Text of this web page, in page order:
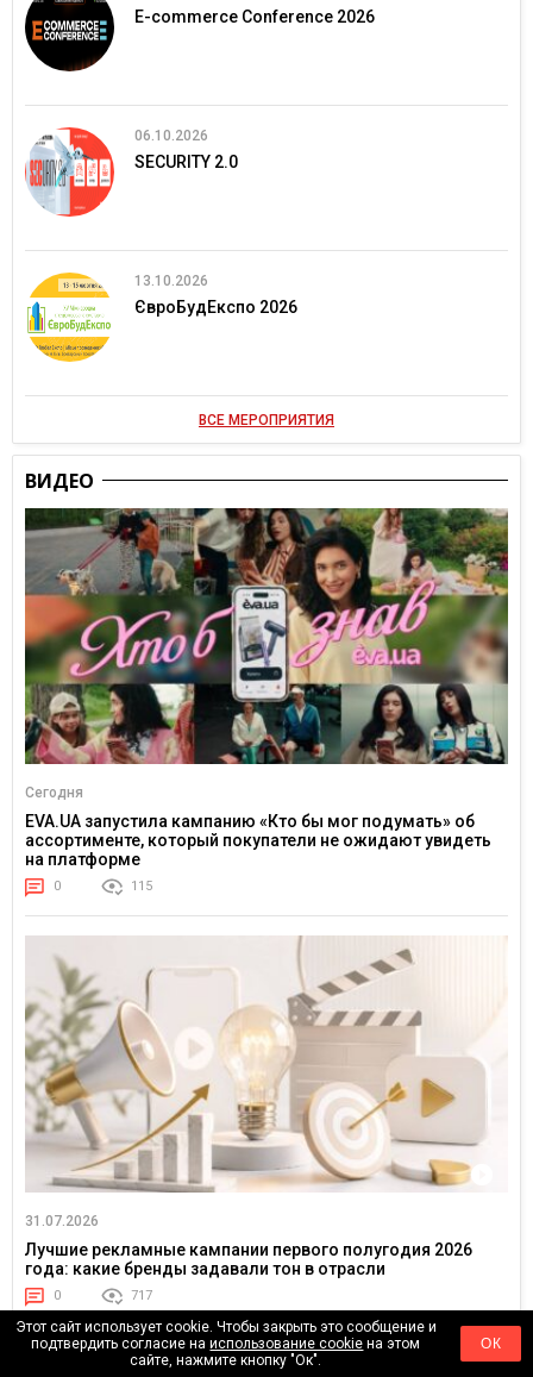
E-commerce Conference 2026
06.10.2026
SECURITY 2.0
13.10.2026
ЄвроБудЕкспо 2026
ВСЕ МЕРОПРИЯТИЯ
ВИДЕО
Сегодня
EVA.UA запустила кампанию «Кто бы мог подумать» об
ассортименте, который покупатели не ожидают увидеть
на платформе
0 115
31.07.2026
Лучшие рекламные кампании первого полугодия 2026
года: какие бренды задавали тон в отрасли
0 717
Этот сайт использует cookie. Чтобы закрыть это сообщение и
подтвердить согласие наиспользование cookie на этом
сайте, нажмите кнопку "Ок".
ОК